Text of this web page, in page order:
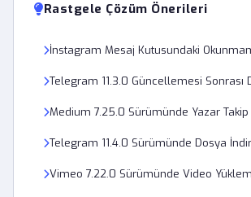
Rastgele Çözüm Önerileri
İnstagram Mesaj Kutusundaki
Telegram 11.3.0 Güncellemesi
Medium 7.25.0 Sürümünde Yazar
Telegram 11.4.0 Sürümünde Dosya
Vimeo 7.22.0 Sürümünde Video